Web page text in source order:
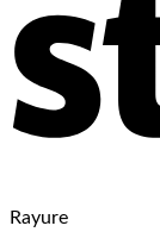
Rayure